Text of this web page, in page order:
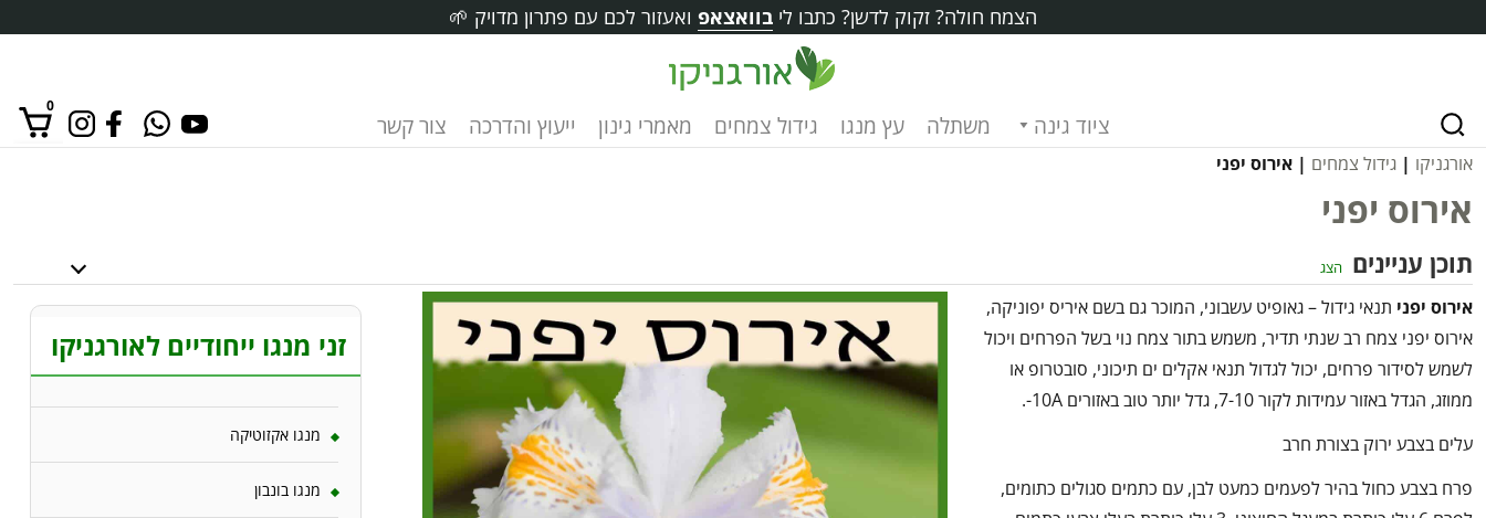
הצמח חולה? זקוק לדשן? כתבו לי בוואצאפ ואעזור לכם עם פתרון מדויק 🌱
ציוד גינה משתלה עץ מנגו גידול צמחים מאמרי גינון ייעוץ והדרכה צור קשר
0
אורגניקו | גידול צמחים | אירוס יפני
אירוס יפני
תוכן עניינים הצג
אירוס יפני תנאי גידול – גאופיט עשבוני, המוכר גם בשם איריס יפוניקה,
אירוס יפני צמח רב שנתי תדיר, משמש בתור צמח נוי בשל הפרחים ויכול
לשמש לסידור פרחים, יכול לגדול תנאי אקלים ים תיכוני, סובטרופ או
ממוזג, הגדל באזור עמידות לקור 7-10, גדל יותר טוב באזורים 10A-.
עלים בצבע ירוק בצורת חרב
פרח בצבע כחול בהיר לפעמים כמעט לבן, עם כתמים סגולים כתומים,
זני מנגו ייחודיים לאורגניקו
מנגו אקזוטיקה
מנגו בונבון